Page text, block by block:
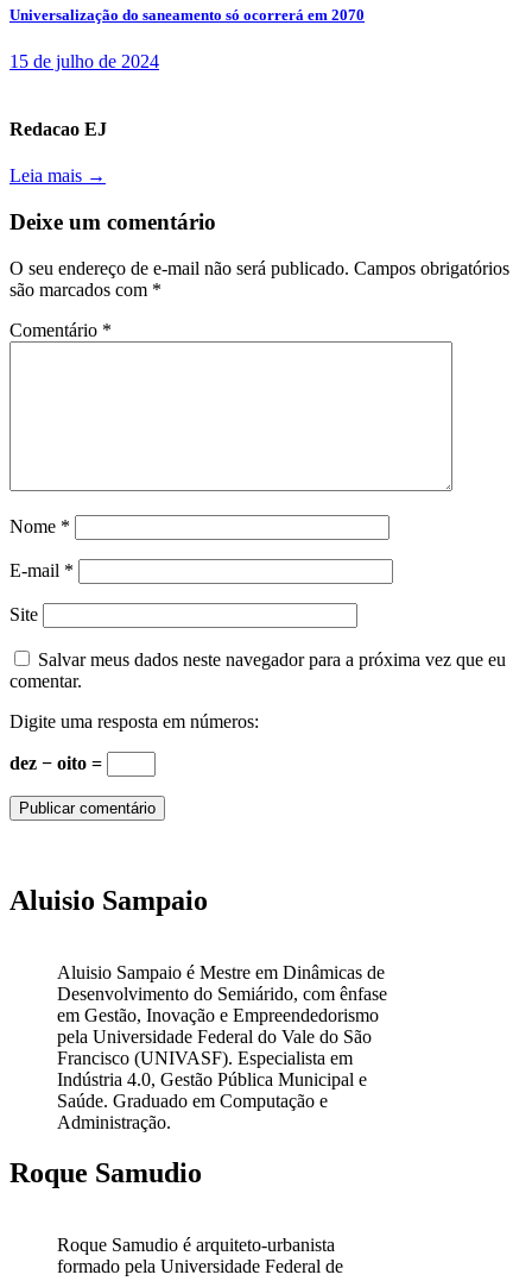
Universalização do saneamento só ocorrerá em 2070
15 de julho de 2024
Redacao EJ
Leia mais →
Deixe um comentário
O seu endereço de e-mail não será publicado. Campos obrigatórios
são marcados com *
Comentário *
Nome *
E-mail *
Site
Salvar meus dados neste navegador para a próxima vez que eu
comentar.
Digite uma resposta em números:
dez − oito =
Aluisio Sampaio
Aluisio Sampaio é Mestre em Dinâmicas de
Desenvolvimento do Semiárido, com ênfase
em Gestão, Inovação e Empreendedorismo
pela Universidade Federal do Vale do São
Francisco (UNIVASF). Especialista em
Indústria 4.0, Gestão Pública Municipal e
Saúde. Graduado em Computação e
Administração.
Roque Samudio
Roque Samudio é arquiteto-urbanista
formado pela Universidade Federal de